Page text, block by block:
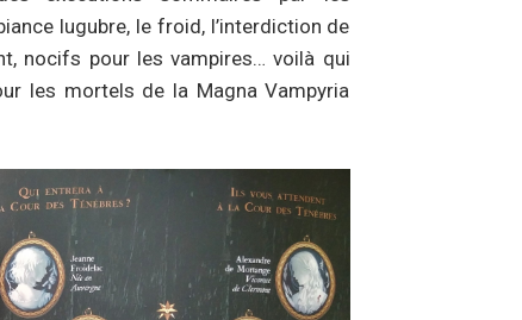
lugubre, le froid, l’interdiction de
nocifs pour les vampires… voilà qui
les mortels de la Magna Vampyria